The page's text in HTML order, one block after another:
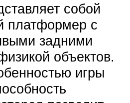
собой
платформер с
задними
объектов.
игры